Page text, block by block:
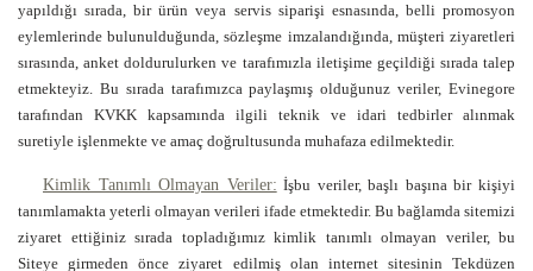
yapıldığı sırada, bir ürün veya servis siparişi esnasında, belli promosyon
eylemlerinde bulunulduğunda, sözleşme imzalandığında, müşteri ziyaretleri
sırasında, anket doldurulurken ve tarafımızla iletişime geçildiği sırada talep
etmekteyiz. Bu sırada tarafımızca paylaşmış olduğunuz veriler, Evinegore
tarafından KVKK kapsamında ilgili teknik ve idari tedbirler alınmak
suretiyle işlenmekte ve amaç doğrultusunda muhafaza edilmektedir.
Kimlik Tanımlı Olmayan Veriler: İşbu veriler, başlı başına bir kişiyi
tanımlamakta yeterli olmayan verileri ifade etmektedir. Bu bağlamda sitemizi
ziyaret ettiğiniz sırada topladığımız kimlik tanımlı olmayan veriler, bu
Siteye girmeden önce ziyaret edilmiş olan internet sitesinin Tekdüzen